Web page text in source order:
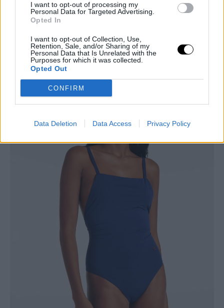
I want to opt-out of processing my
Personal Data for Targeted Advertising.
Opted In
I want to opt-out of Collection, Use,
Retention, Sale, and/or Sharing of my
Personal Data that Is Unrelated with the
Purposes for which it was collected.
Opted Out
CONFIRM
Data Deletion Data Access Privacy Policy